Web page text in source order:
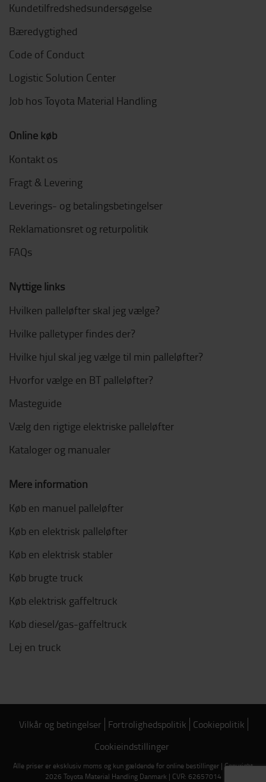
Kundetilfredshedsundersøgelse
Bæredygtighed
Code of Conduct
Logistic Solution Center
Job hos Toyota Material Handling
Online køb
Kontakt os
Fragt & Levering
Leverings- og betalingsbetingelser
Reklamationsret og returpolitik
FAQs
Nyttige links
Hvilken palleløfter skal jeg vælge?
Hvilke palletyper findes der?
Hvilke hjul skal jeg vælge til min palleløfter?
Hvorfor vælge en BT palleløfter?
Masteguide
Vælg den rigtige elektriske palleløfter
Kataloger og manualer
Mere information
Køb en manuel palleløfter
Køb en elektrisk palleløfter
Køb en elektrisk stabler
Køb brugte truck
Køb elektrisk gaffeltruck
Køb diesel/gas-gaffeltruck
Lej en truck
Vilkår og betingelser Fortrolighedspolitik Cookiepolitik
Cookieindstillinger
Alle priser er eksklusiv moms og kun gældende for online bestillinger | Copyright
2026 Toyota Material Handling Danmark | CVR: 62657014